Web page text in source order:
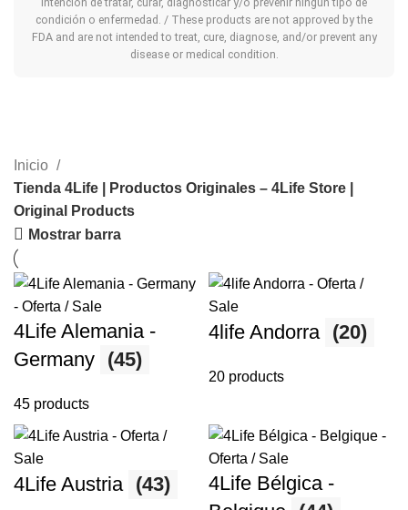
condición o enfermedad. / These products are not approved by the
FDA and are not intended to treat, cure, diagnose, and/or prevent any
disease or medical condition.
Inicio
Tienda 4Life | Productos Originales – 4Life Store |
Original Products
Mostrar barra
4Life Alemania -
Germany (45)
45 products
4life Andorra (20)
20 products
4Life Austria (43)
4Life Bélgica -